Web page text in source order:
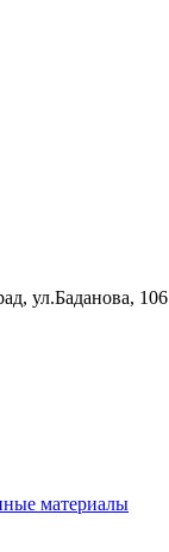
ул.Баданова, 106
материалы